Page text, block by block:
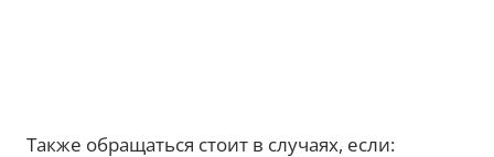
Также обращаться стоит в случаях, если: